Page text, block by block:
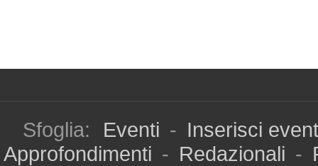
Sfoglia: Eventi - Inserisci
Approfondimenti - Redazionali -